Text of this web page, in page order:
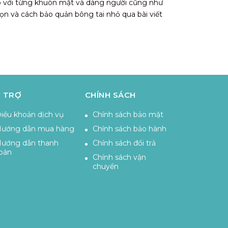
với từng khuôn mặt và dáng người cũng như
và cách bảo quản bông tai nhỏ qua bài viết
chất liệu như vàng, bạc, kim loại không gỉ,
TRỢ
khoản dịch vụ
dẫn mua hàng
dẫn thanh
CHÍNH SÁCH
Chính sách bảo mật
Chính sách bảo hành
Chính sách đổi trả
Chính sách vận
chuyển